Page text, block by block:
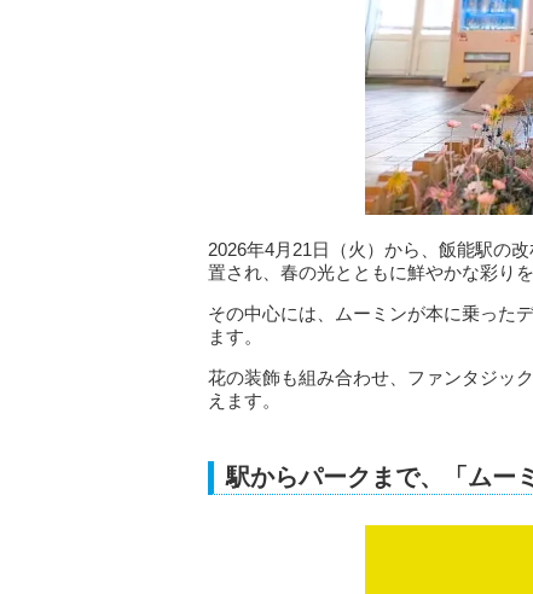
2026年4月21日（火）から、飯能駅の
置され、春の光とともに鮮やかな彩りを
その中心には、ムーミンが本に乗った
ます。
花の装飾も組み合わせ、ファンタジッ
えます。
駅からパークまで、「ムー